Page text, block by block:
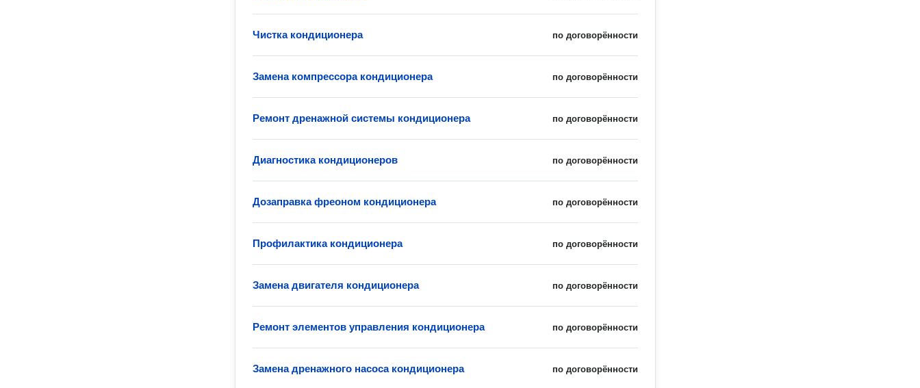
по договорённости
Чистка кондиционера
по договорённости
Замена компрессора кондиционера
по договорённости
Ремонт дренажной системы кондиционера
по договорённости
Диагностика кондиционеров
по договорённости
Дозаправка фреоном кондиционера
по договорённости
Профилактика кондиционера
по договорённости
Замена двигателя кондиционера
по договорённости
Ремонт элементов управления кондиционера
по договорённости
Замена дренажного насоса кондиционера